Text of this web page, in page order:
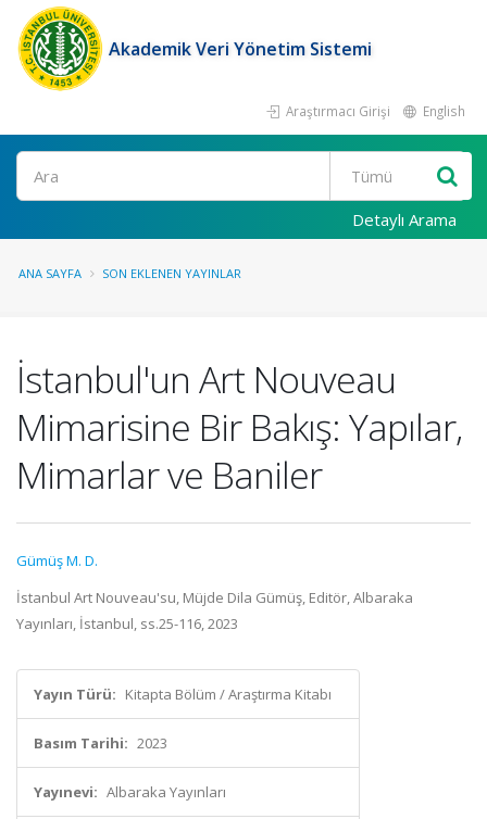
Akademik Veri Yönetim Sistemi
Araştırmacı Girişi English
Ara
Detaylı Arama
ANA SAYFA SON EKLENEN YAYINLAR
İstanbul'un Art Nouveau
Mimarisine Bir Bakış: Yapılar,
Mimarlar ve Baniler
Gümüş M. D.
İstanbul Art Nouveau'su, Müjde Dila Gümüş, Editör, Albaraka
Yayınları, İstanbul, ss.25-116, 2023
Yayın Türü: Kitapta Bölüm / Araştırma Kitabı
Basım Tarihi: 2023
Yayınevi: Albaraka Yayınları